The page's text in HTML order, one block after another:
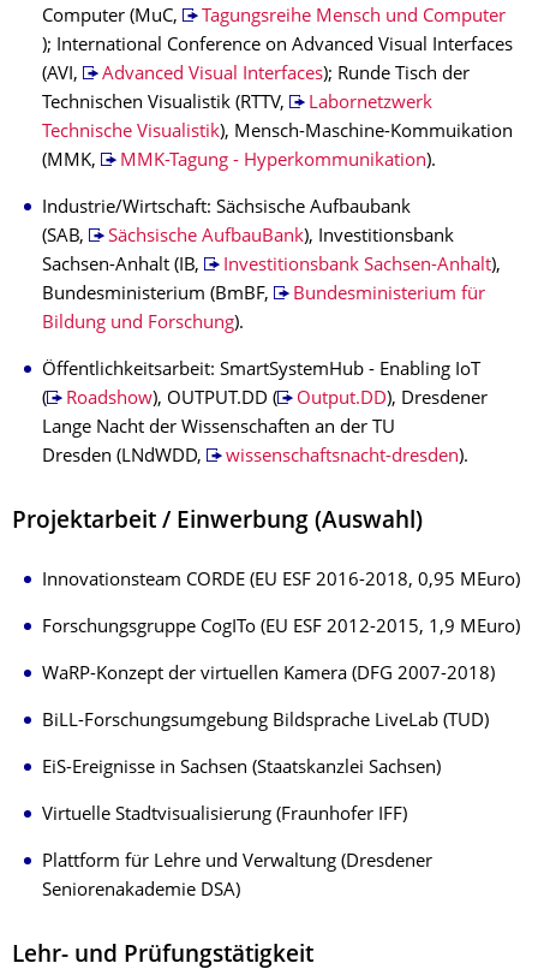
Computer (MuC,
Tagungsreihe Mensch und Computer
); International Conference on Advanced Visual Interfaces
(AVI,
Advanced Visual Interfaces); Runde Tisch der
Technischen Visualistik (RTTV,
Labornetzwerk
Technische Visualistik), Mensch-Maschine-Kommuikation
(MMK,
MMK-Tagung - Hyperkommunikation).
Industrie/Wirtschaft: Sächsische Aufbaubank
(SAB,
Sächsische AufbauBank), Investitionsbank
Sachsen-Anhalt (IB,
Investitionsbank Sachsen-Anhalt),
Bundesministerium (BmBF,
Bundesministerium für
Bildung und Forschung).
Öffentlichkeitsarbeit: SmartSystemHub - Enabling IoT
(
Roadshow), OUTPUT.DD ( Output.DD), Dresdener
Lange Nacht der Wissenschaften an der TU
Dresden (LNdWDD,
wissenschaftsnacht-dresden).
Projektarbeit / Einwerbung (Auswahl)
Innovationsteam CORDE (EU ESF 2016-2018, 0,95 MEuro)
Forschungsgruppe CogITo (EU ESF 2012-2015, 1,9 MEuro)
WaRP-Konzept der virtuellen Kamera (DFG 2007-2018)
BiLL-Forschungsumgebung Bildsprache LiveLab (TUD)
EiS-Ereignisse in Sachsen (Staatskanzlei Sachsen)
Virtuelle Stadtvisualisierung (Fraunhofer IFF)
Plattform für Lehre und Verwaltung (Dresdener
Seniorenakademie DSA)
Lehr- und Prüfungstätigkeit